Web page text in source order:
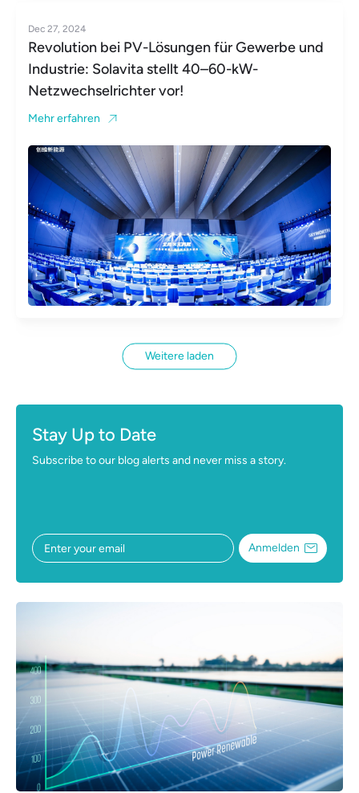
Dec 27, 2024
Revolution bei PV-Lösungen für Gewerbe und
Industrie: Solavita stellt 40–60-kW-
Netzwechselrichter vor!
Mehr erfahren
Weitere laden
Stay Up to Date
Subscribe to our blog alerts and never miss a story.
Anmelden